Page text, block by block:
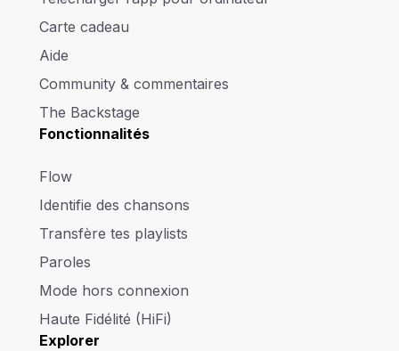
Carte cadeau
Aide
Community & commentaires
The Backstage
Fonctionnalités
Flow
Identifie des chansons
Transfère tes playlists
Paroles
Mode hors connexion
Haute Fidélité (HiFi)
Explorer